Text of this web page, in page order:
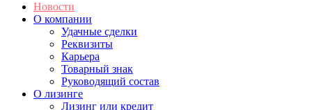
Новости
О компании
Удачные сделки
Реквизиты
Карьера
Товарный знак
Руководящий состав
О лизинге
Лизинг или кредит